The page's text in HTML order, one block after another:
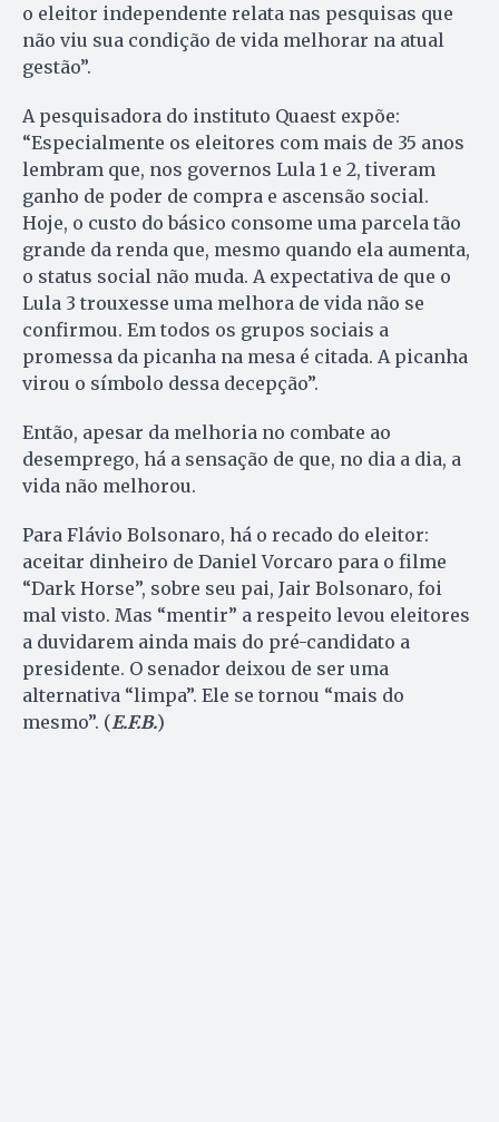
o eleitor independente relata nas pesquisas que
não viu sua condição de vida melhorar na atual
gestão”.
A pesquisadora do instituto Quaest expõe:
“Especialmente os eleitores com mais de 35 anos
lembram que, nos governos Lula 1 e 2, tiveram
ganho de poder de compra e ascensão social.
Hoje, o custo do básico consome uma parcela tão
grande da renda que, mesmo quando ela aumenta,
o status social não muda. A expectativa de que o
Lula 3 trouxesse uma melhora de vida não se
confirmou. Em todos os grupos sociais a
promessa da picanha na mesa é citada. A picanha
virou o símbolo dessa decepção”.
Então, apesar da melhoria no combate ao
desemprego, há a sensação de que, no dia a dia, a
vida não melhorou.
Para Flávio Bolsonaro, há o recado do eleitor:
aceitar dinheiro de Daniel Vorcaro para o filme
“Dark Horse”, sobre seu pai, Jair Bolsonaro, foi
mal visto. Mas “mentir” a respeito levou eleitores
a duvidarem ainda mais do pré-candidato a
presidente. O senador deixou de ser uma
alternativa “limpa”. Ele se tornou “mais do
mesmo”. (E.F.B.)